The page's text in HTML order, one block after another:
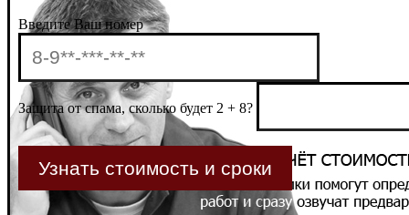
Введите Ваш номер
Защита от спама, сколько будет 2 + 8?